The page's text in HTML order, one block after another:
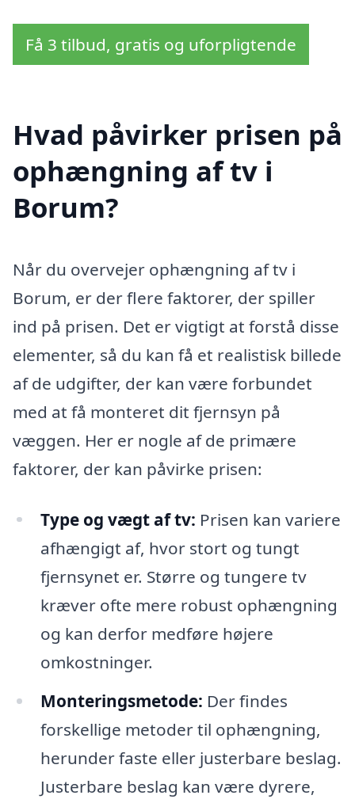
Få 3 tilbud, gratis og uforpligtende
Hvad påvirker prisen på
ophængning af tv i
Borum?
Når du overvejer ophængning af tv i
Borum, er der flere faktorer, der spiller
ind på prisen. Det er vigtigt at forstå disse
elementer, så du kan få et realistisk billede
af de udgifter, der kan være forbundet
med at få monteret dit fjernsyn på
væggen. Her er nogle af de primære
faktorer, der kan påvirke prisen:
Type og vægt af tv: Prisen kan variere
afhængigt af, hvor stort og tungt
fjernsynet er. Større og tungere tv
kræver ofte mere robust ophængning
og kan derfor medføre højere
omkostninger.
Monteringsmetode: Der findes
forskellige metoder til ophængning,
herunder faste eller justerbare beslag.
Justerbare beslag kan være dyrere,